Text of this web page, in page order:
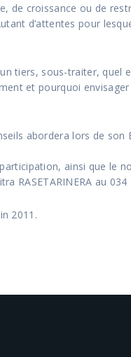
de croissance ou de
d’attentes pour
tiers, sous-traiter,
et pourquoi
abordera lors de
ainsi que le
RASETARINERA au 034
2011.